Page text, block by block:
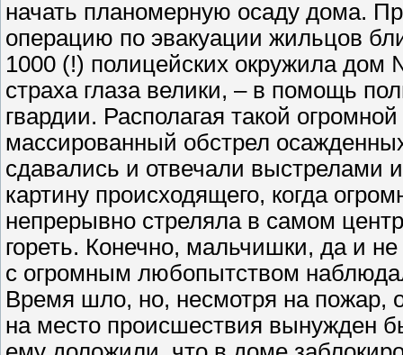
начать планомерную осаду дома.
операцию по эвакуации жильцов
1000 (!) полицейских окружила дом
страха глаза велики, – в помощь
гвардии. Располагая такой
массированный обстрел
сдавались и отвечали выстрелами
картину происходящего, когда
непрерывно стреляла в самом
гореть. Конечно, мальчишки, да и
с огромным любопытством
Время шло, но, несмотря на пожар,
на место происшествия вынужден